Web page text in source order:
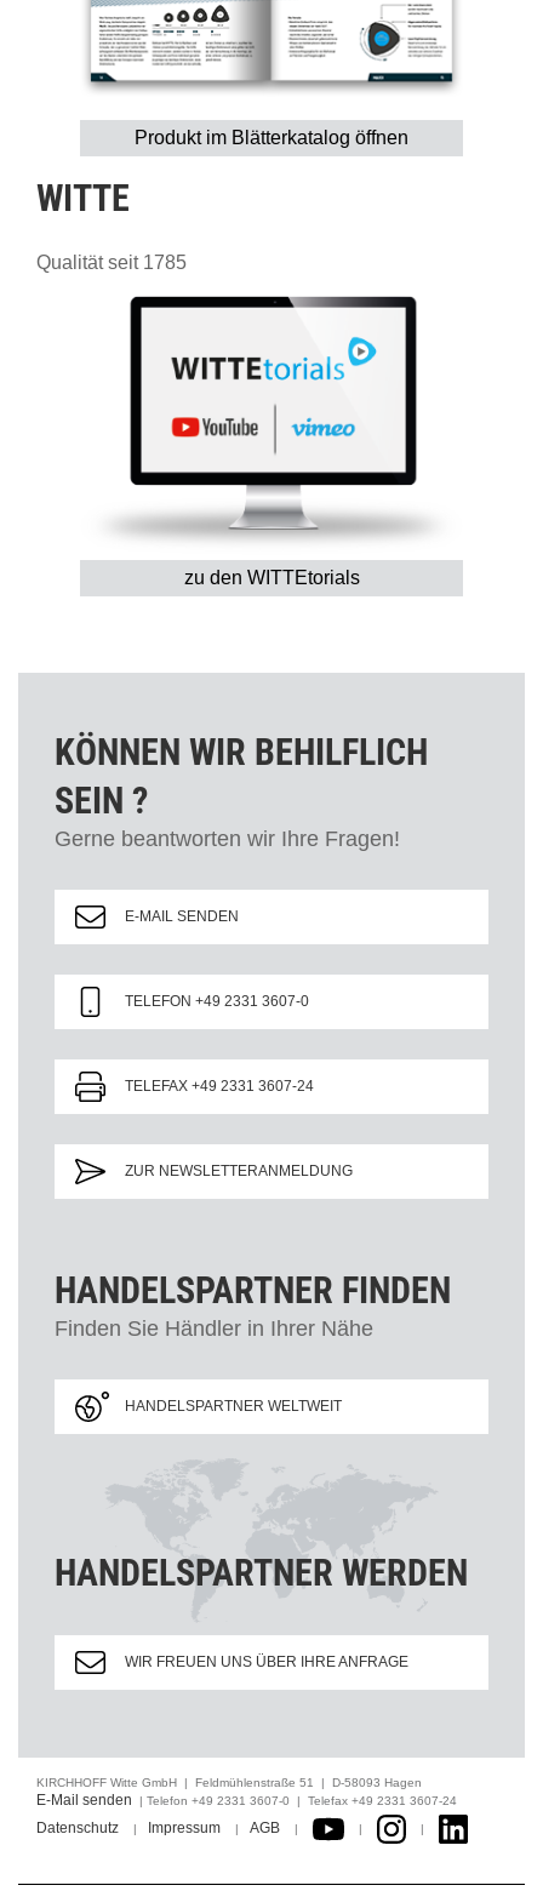
Produkt im Blätterkatalog öffnen
zu den WITTEtorials
WITTE
Qualität seit 1785
KÖNNEN WIR BEHILFLICH
SEIN ?
Gerne beantworten wir Ihre Fragen!
E-MAIL SENDEN
TELEFON +49 2331 3607-0
TELEFAX +49 2331 3607-24
ZUR NEWSLETTERANMELDUNG
HANDELSPARTNER FINDEN
Finden Sie Händler in Ihrer Nähe
HANDELSPARTNER WELTWEIT
HANDELSPARTNER WERDEN
WIR FREUEN UNS ÜBER IHRE ANFRAGE
KIRCHHOFF Witte GmbH | Feldmühlenstraße 51 | D-58093 Hagen
E-Mail senden | Telefon +49 2331 3607-0 | Telefax +49 2331 3607-24
Datenschutz | Impressum | AGB | | |